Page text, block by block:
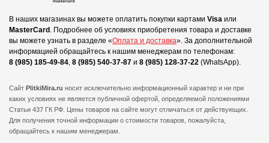
В наших магазинах вы можете оплатить покупки картами Visa или
MasterCard . Подробнее об условиях приобретения товара и доставке
вы можете узнать в разделе «Оплата и доставка». За дополнительной
информацией обращайтесь к нашим менеджерам по телефонам:
8 (985) 185-49-84, 8 (985) 540-37-87 и 8 (985) 128-37-22 (WhatsApp).
Сайт PlitkiMira.ru носит исключительно информационный характер и ни при
каких условиях не является публичной офертой, определяемой положениями
Статьи 437 ГК РФ. Цены товаров на сайте могут отличаться от действующих.
Для получения точной информации о стоимости товаров, пожалуйста,
обращайтесь к нашим менеджерам.